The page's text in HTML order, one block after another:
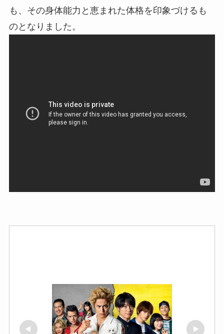
も、その身体能力と恵まれた体格を印象づけるも
のとなりました。